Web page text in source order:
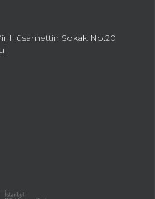
Hüsamettin Sokak No:20